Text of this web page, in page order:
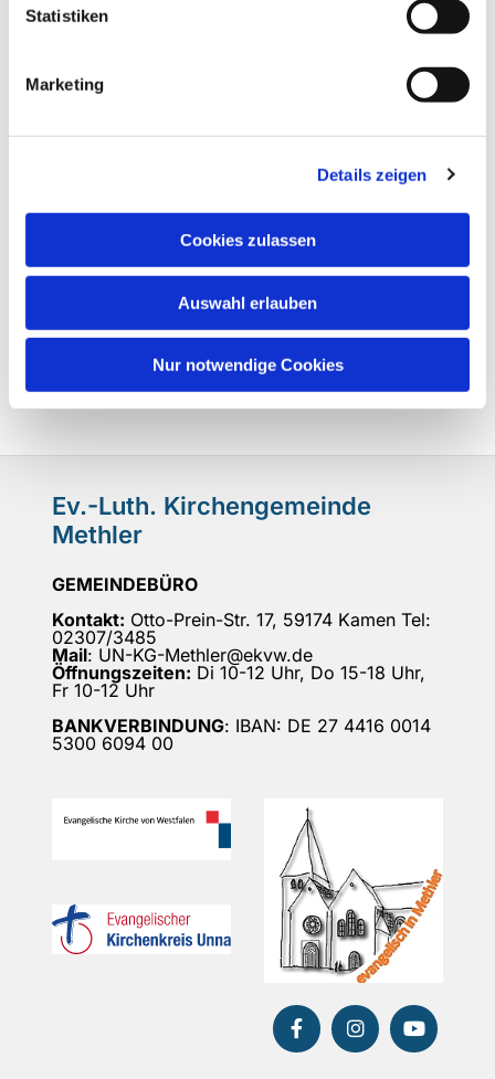
Statistiken
Marketing
Details zeigen
Cookies zulassen
Auswahl erlauben
Nur notwendige Cookies
Ev.-Luth. Kirchengemeinde
Methler
GEMEINDEBÜRO
Kontakt: Otto-Prein-Str. 17, 59174 Kamen Tel:
02307/3485
Mail: UN-KG-Methler@ekvw.de
Öffnungszeiten: Di 10-12 Uhr, Do 15-18 Uhr,
Fr 10-12 Uhr
BANKVERBINDUNG: IBAN: DE 27 4416 0014
5300 6094 00